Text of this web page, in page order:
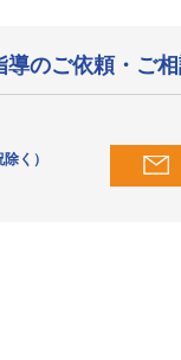
導のご依頼・ご
く）